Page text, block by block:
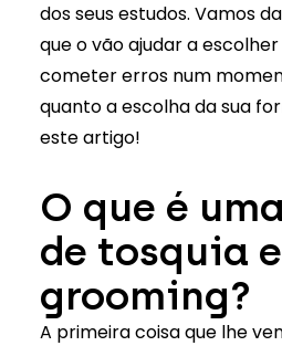
dos seus estudos. Vamos
que o vão ajudar a
cometer erros num
quanto a escolha da sua
este artigo!
O que é
de tosquia e
grooming?
A primeira coisa que lhe